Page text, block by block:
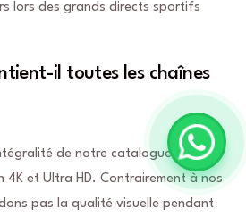
lors des grands directs sportifs
il toutes les chaînes
de notre catalogue incluant
4K et Ultra HD. Contrairement à nos
pas la qualité visuelle pendant